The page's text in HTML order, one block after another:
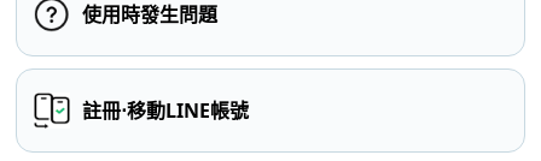
使用時發生問題
註冊⋅移動LINE帳號